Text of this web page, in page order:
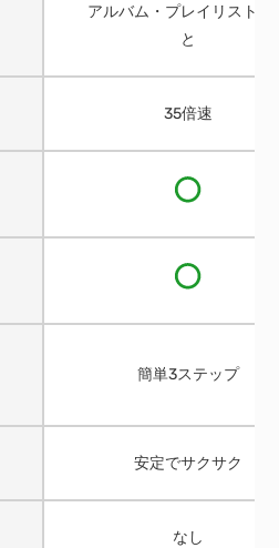
アルバム・プレイリスト丸
と
35倍速
簡単3ステップ
安定でサクサク
なし